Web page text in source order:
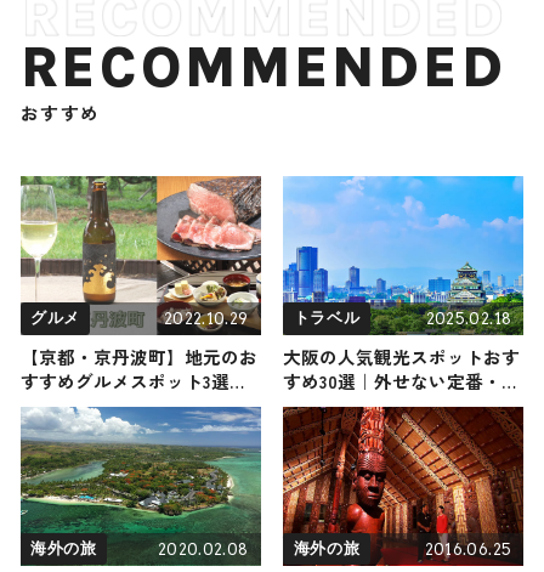
RECOMMENDED
おすすめ
グルメ 2022.10.29
【京都・京丹波町】地元のお
すすめグルメスポット3選｜
京丹波の”おいしい”をご紹介
トラベル 2025.02.18
大阪の人気観光スポットおす
すめ30選｜外せない定番・名
所から穴場まで見どころ満載
の観光地を紹介
海外の旅 2020.02.08 海外の旅 2016.06.25